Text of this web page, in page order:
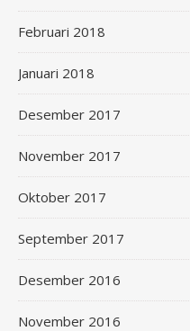
Februari 2018
Januari 2018
Desember 2017
November 2017
Oktober 2017
September 2017
Desember 2016
November 2016